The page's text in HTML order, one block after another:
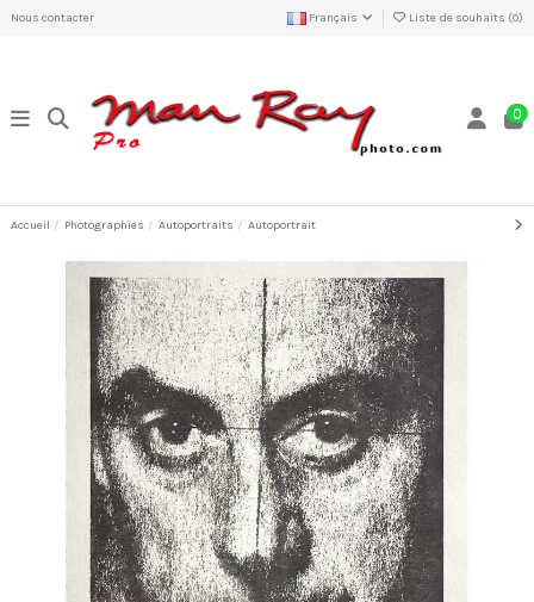
Nous contacter Français Liste de souhaits (0)
0
Accueil Photographies Autoportraits Autoportrait